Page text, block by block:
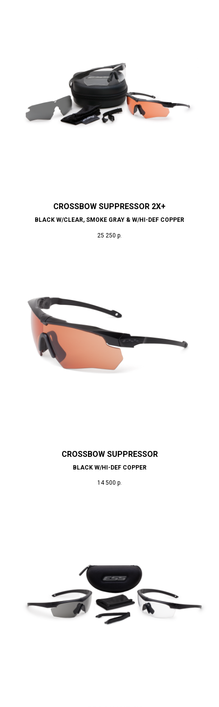
CROSSBOW SUPPRESSOR 2X+
BLACK W/CLEAR, SMOKE GRAY & W/HI-DEF COPPER
25 250 р.
CROSSBOW SUPPRESSOR
BLACK W/HI-DEF COPPER
14 500 р.